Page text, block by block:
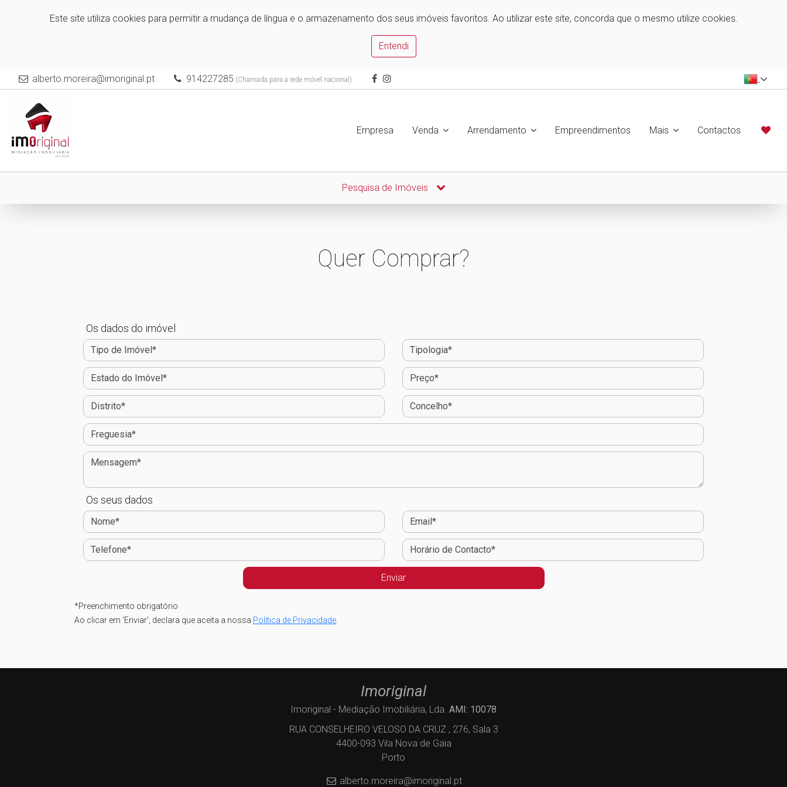
Este site utiliza cookies para permitir a mudança de língua e o armazenamento dos seus imóveis favoritos. Ao utilizar este site, concorda que o mesmo utilize cookies.
Entendi
alberto.moreira@imoriginal.pt 914227285 (Chamada para a rede móvel nacional)
Empresa Venda Arrendamento Empreendimentos Mais Contactos
Pesquisa de Imóveis
Quer Comprar?
Os dados do imóvel
Os seus dados
*Preenchimento obrigatório
Ao clicar em 'Enviar', declara que aceita a nossa Política de Privacidade
Imoriginal
Imoriginal - Mediação Imobiliária, Lda. AMI: 10078
RUA CONSELHEIRO VELOSO DA CRUZ , 276, Sala 3
4400-093 Vila Nova de Gaia
Porto
alberto.moreira@imoriginal.pt